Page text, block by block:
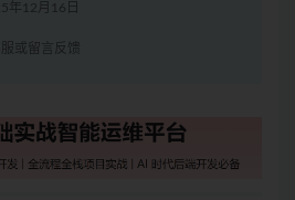
年12月16日
或留言反馈